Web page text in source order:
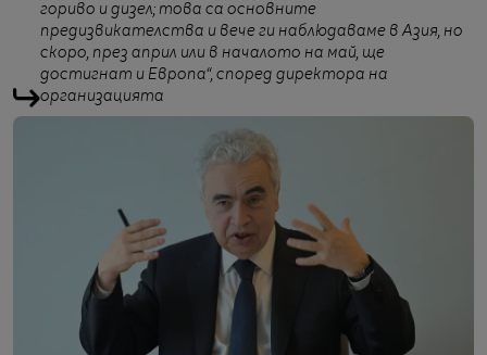
гориво и дизел; това са основните
предизвикателства и вече ги наблюдаваме в Азия, но
скоро, през април или в началото на май, ще
достигнат и Европа“, според директора на
организацията